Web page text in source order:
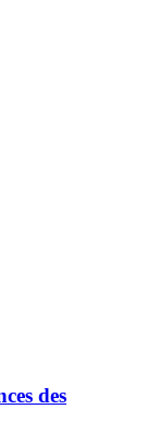
des